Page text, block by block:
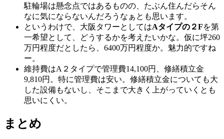
駐輪場は懸念点ではあるものの、たぶん住んだらそん
なに気にならないんだろうなぁとも思います。
というわけで、大阪タワーとしてはAタイプの２Fを第
一希望として、どうするかを考えたいかな。仮に坪260
万円程度だとしたら、6400万円程度か。魅力的ですね
ー。
維持費はA２タイプで管理費14,100円、修繕積立金
9,810円。特に管理費は安い。修繕積立金についても大
した設備もないし、そこまで大きく上がっていくとも
思いにくい。
まとめ